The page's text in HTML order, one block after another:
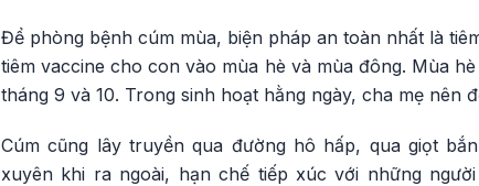
Để phòng bệnh cúm mùa, biện pháp an toàn nhất là
tiêm vaccine cho con vào mùa hè và mùa đông. Mùa
tháng 9 và 10. Trong sinh hoạt hằng ngày, cha mẹ nên
Cúm cũng lây truyền qua đường hô hấp, qua giọt
xuyên khi ra ngoài, hạn chế tiếp xúc với những